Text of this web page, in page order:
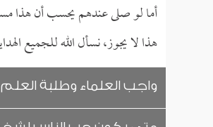
أما لو صلى عندهم يحسب أن هذا
هذا لا يجوز، نسأل الله للجميع
واجب العلماء وطلبة